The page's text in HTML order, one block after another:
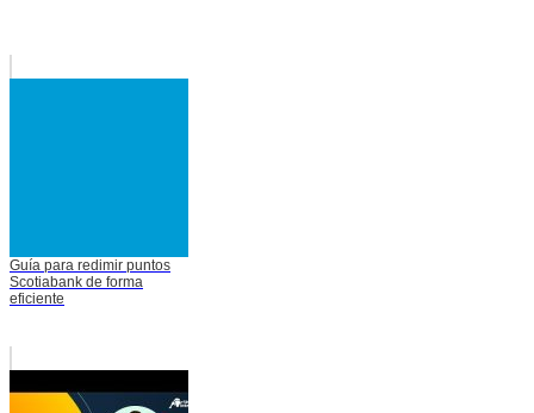
Guía para redimir puntos
Scotiabank de forma
eficiente